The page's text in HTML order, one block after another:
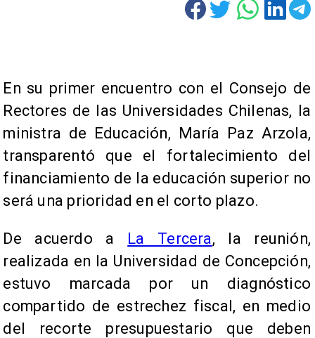
En su primer encuentro con el Consejo de
Rectores de las Universidades Chilenas, la
ministra de Educación, María Paz Arzola,
transparentó que el fortalecimiento del
financiamiento de la educación superior no
será una prioridad en el corto plazo.
De acuerdo a La Tercera, la reunión,
realizada en la Universidad de Concepción,
estuvo marcada por un diagnóstico
compartido de estrechez fiscal, en medio
del recorte presupuestario que deben